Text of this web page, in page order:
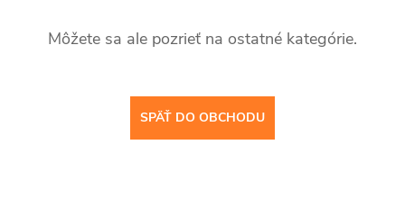
Môžete sa ale pozrieť na ostatné kategórie.
SPÄŤ DO OBCHODU